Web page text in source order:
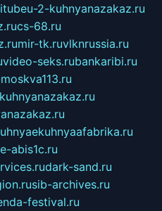
2-kuhnyanazakaz.ru
cs-68.ru
mir-tk.ruvlknrussia.ru
video-seks.rubankaribi.ru
e-abis1c.ru
dark-sand.ru
sib-archives.ru
festival.ru